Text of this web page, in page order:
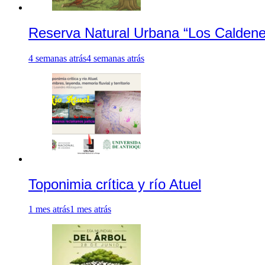
Reserva Natural Urbana “Los
4 semanas atrás4 semanas atrás
Toponimia crítica y río Atuel
1 mes atrás1 mes atrás